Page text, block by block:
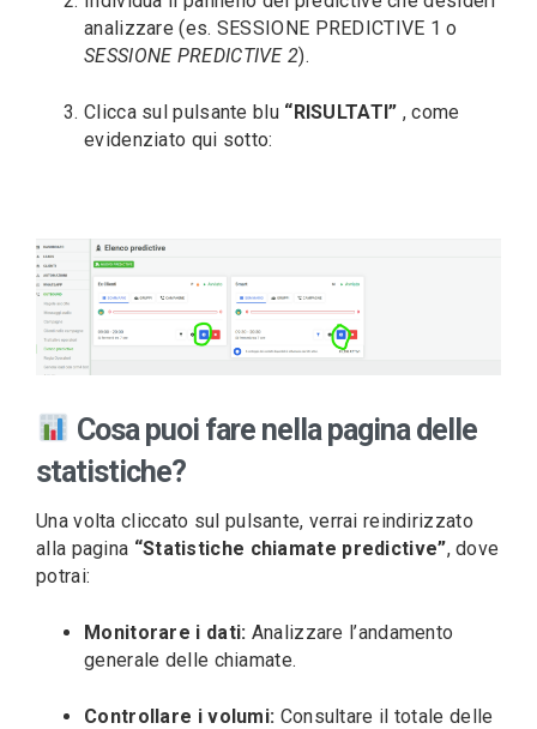
analizzare (es. SESSIONE PREDICTIVE 1 o
SESSIONE PREDICTIVE 2).
Clicca sul pulsante blu “RISULTATI” , come
evidenziato qui sotto:
Cosa puoi fare nella pagina delle
statistiche?
Una volta cliccato sul pulsante, verrai reindirizzato
alla pagina “Statistiche chiamate predictive”, dove
potrai:
Monitorare i dati: Analizzare l’andamento
generale delle chiamate.
Controllare i volumi: Consultare il totale delle